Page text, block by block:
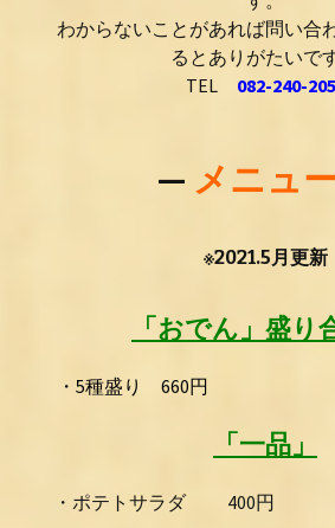
わからないことがあれば問い合
るとありがたいで
TEL 082-240-
— メニュ
※2021.5月更新
「おでん」盛り
・5種盛り 660円
「一品」
・ポテトサラダ 400円